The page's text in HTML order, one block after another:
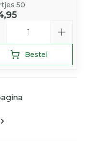
50
Bestel
pagina